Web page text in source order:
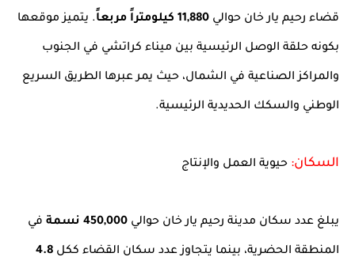
قضاء رحيم يار خان حوالي 11,880 كيلومتراً مربعاً . يتميز موقعها
بكونه حلقة الوصل الرئيسية بين ميناء كراتشي في الجنوب
والمراكز الصناعية في الشمال، حيث يمر عبرها الطريق السريع
الوطني والسكك الحديدية الرئيسية.
السكان: حيوية العمل والإنتاج
يبلغ عدد سكان مدينة رحيم يار خان حوالي 450,000 نسمة في
المنطقة الحضرية، بينما يتجاوز عدد سكان القضاء ككل 4.8